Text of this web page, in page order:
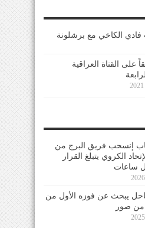
فادي الكاخي مع برشلونة
على القناة العراقية
إنسحب فريق البرج من
الكروي يتبلغ القرار
ساعات
يبحث عن فوزه الأول من
صور